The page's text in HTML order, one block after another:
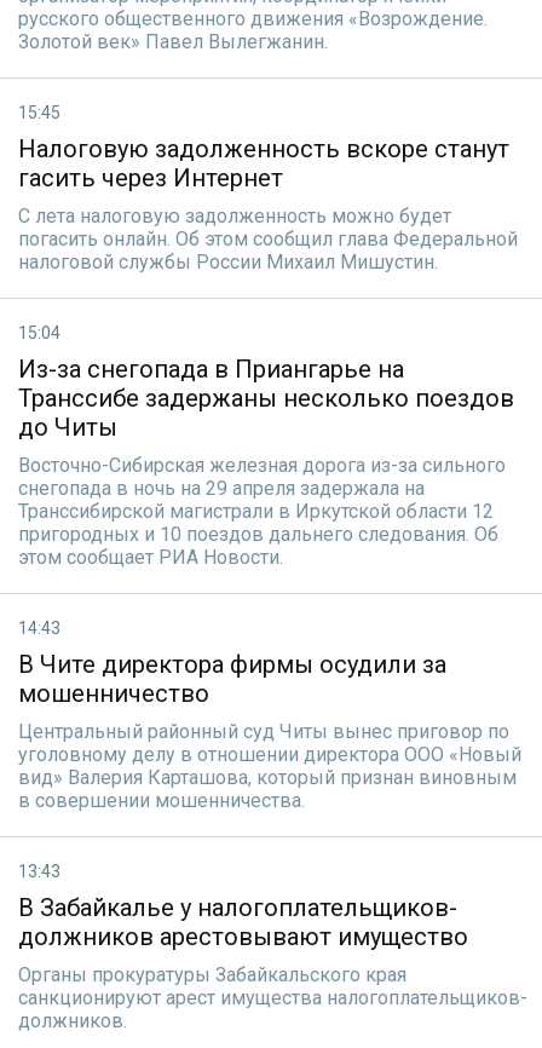
русского общественного движения «Возрождение.
Золотой век» Павел Вылегжанин.
15:45
Налоговую задолженность вскоре станут
гасить через Интернет
С лета налоговую задолженность можно будет
погасить онлайн. Об этом сообщил глава Федеральной
налоговой службы России Михаил Мишустин.
15:04
Из-за снегопада в Приангарье на
Транссибе задержаны несколько поездов
до Читы
Восточно-Сибирская железная дорога из-за сильного
снегопада в ночь на 29 апреля задержала на
Транссибирской магистрали в Иркутской области 12
пригородных и 10 поездов дальнего следования. Об
этом сообщает РИА Новости.
14:43
В Чите директора фирмы осудили за
мошенничество
Центральный районный суд Читы вынес приговор по
уголовному делу в отношении директора ООО «Новый
вид» Валерия Карташова, который признан виновным
в совершении мошенничества.
13:43
В Забайкалье у налогоплательщиков-
должников арестовывают имущество
Органы прокуратуры Забайкальского края
санкционируют арест имущества налогоплательщиков-
должников.